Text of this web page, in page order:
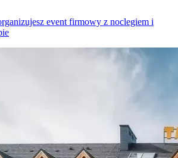
event firmowy z noclegiem i